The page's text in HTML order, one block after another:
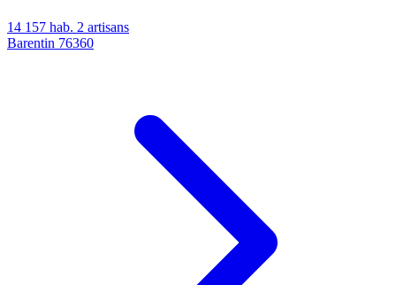
14 157 hab. 2 artisans
Barentin 76360